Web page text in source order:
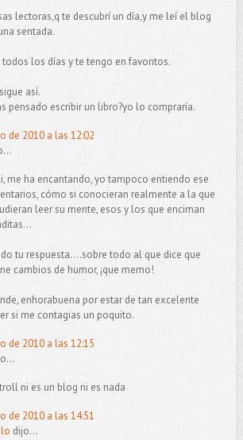
lectoras,q te descubrí un día,y me leí el blog
sentada.
los días y te tengo en favoritos.
así.
pensado escribir un libro?yo lo compraría.
de 2010 a las 12:02
me ha encantando, yo tampoco entiendo ese
cómo si conocieran realmente a la que
leer su mente, esos y los que enciman
tu respuesta....sobre todo al que dice que
cambios de humor, ¡que memo!
enhorabuena por estar de tan excelente
si me contagias un poquito.
de 2010 a las 12:15
ni es un blog ni es nada
de 2010 a las 14:51
dijo...